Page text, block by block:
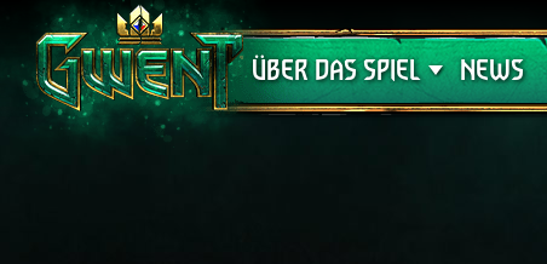
ÜBER DAS SPIEL
Support
NEWS